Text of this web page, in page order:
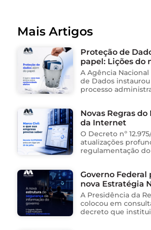
Mais Artigos
Proteção de
papel: Lições do
processo
ANPD
A Agência
de Dados
processo
organização social
pela gestão de
públicas de saúde
Novas Regras do
da Internet
O Decreto nº
atualizações
regulamentação
operações de
tecnologia no
na …
Governo Federal
nova Estratégia
Segurança da
cria sistema
governança para
A Presidência da
colocou em
decreto que